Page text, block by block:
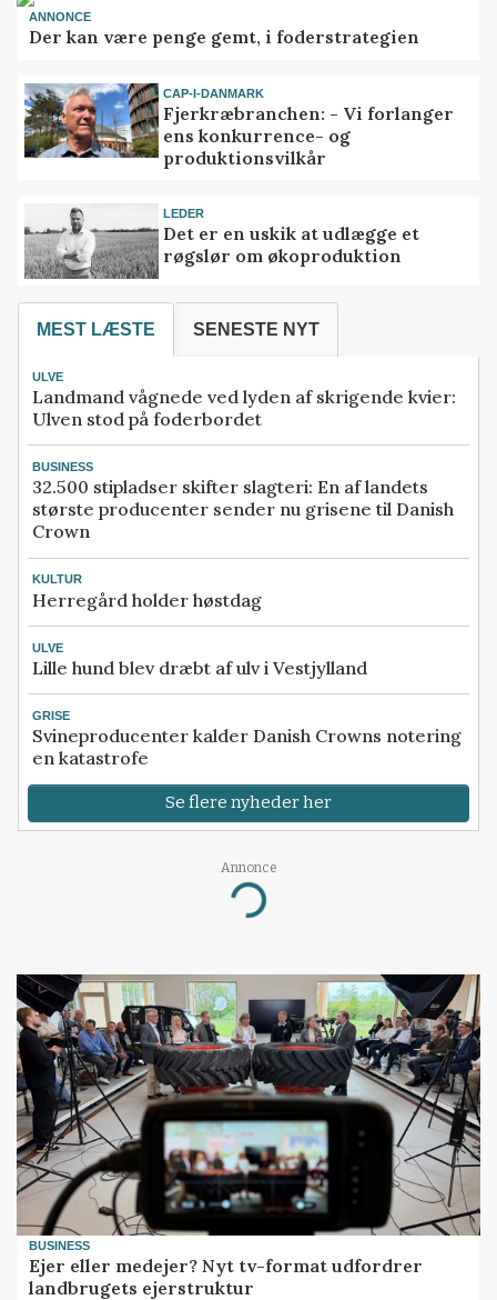
ANNONCE
Der kan være penge gemt, i foderstrategien
CAP-I-DANMARK
Fjerkræbranchen: - Vi forlanger
ens konkurrence- og
produktionsvilkår
LEDER
Det er en uskik at udlægge et
røgslør om økoproduktion
MEST LÆSTE SENESTE NYT
ULVE
Landmand vågnede ved lyden af skrigende kvier:
Ulven stod på foderbordet
BUSINESS
32.500 stipladser skifter slagteri: En af landets
største producenter sender nu grisene til Danish
Crown
KULTUR
Herregård holder høstdag
ULVE
Lille hund blev dræbt af ulv i Vestjylland
GRISE
Svineproducenter kalder Danish Crowns notering
en katastrofe
Se flere nyheder her
Annonce
Loading...
BUSINESS
Ejer eller medejer? Nyt tv-format udfordrer
landbrugets ejerstruktur